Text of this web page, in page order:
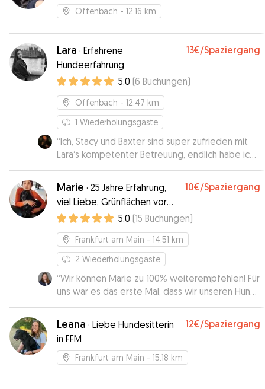
Hundebetreuung
Offenbach - 12.16 km
Lara · Erfahrene
Hundeerfahrung
13€/Spaziergang
5.0 (6 Buchungen)
Offenbach - 12.47 km
1 Wiederholungsgäste
“Ich, Stacy und Baxter sind super zufrieden mit
Lara‘s kompetenter Betreuung, endlich habe ich
eine liebevolle Hundesitterin gefunden! 🐶🥰”
Marie · 25 Jahre Erfahrung,
viel Liebe, Grünflächen vor
der Haustüre
10€/Spaziergang
5.0 (15 Buchungen)
Frankfurt am Main - 14.51 km
2 Wiederholungsgäste
“Wir können Marie zu 100% weiterempfehlen! Für
uns war es das erste Mal, dass wir unseren Hund
zur Betreuung bei einer Sitterin über Gudog
abgegeben haben. Da unser Hund kein leichter
Kandidat ist, war es uns wichtig jemanden zu
finden, der wirklich Erfahrung mit Hunden hat, sie
lesen und entsprechend agieren kann. Hier hat
Sie war kompetent und flexibel und hat sich mit
Leana · Liebe Hundesitterin
in FFM
12€/Spaziergang
Frankfurt am Main - 15.18 km